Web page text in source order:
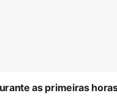
as primeiras